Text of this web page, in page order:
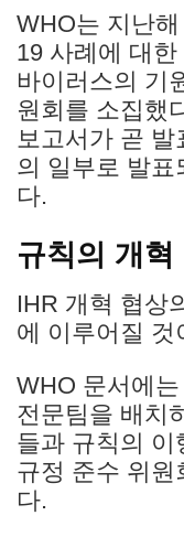
WHO는 지난
19 사례에 대
바이러스의 기
원회를 소집했
보고서가 곧
의 일부로 발표
다.
규칙의 개혁
IHR 개혁 협상
에 이루어질 것
WHO 문서에
전문팀을 배치
들과 규칙의 이
규정 준수 위
다.